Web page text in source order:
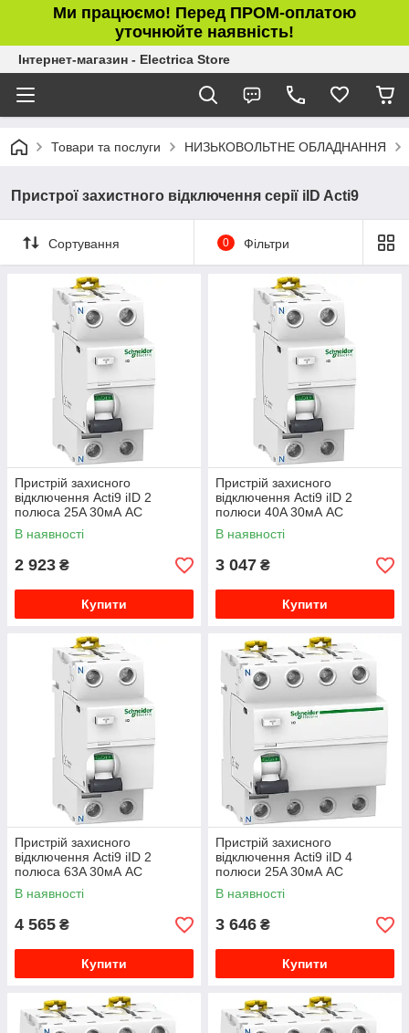
Ми працюємо! Перед ПРОМ-оплатою
уточнюйте наявність!
Інтернет-магазин - Electrica Store
Товари та послуги НИЗЬКОВОЛЬТНЕ ОБЛАДНАННЯ
Пристрої захистного відключення серії iID Acti9
Сортування 0 Фільтри
Пристрій захисного
відключення Acti9 iID 2
полюса 25A 30мА AC
A9R41225
В наявності
2 923 ₴
Купити
Пристрій захисного
відключення Acti9 iID 2
полюси 40A 30мА AC
A9R41240
В наявності
3 047 ₴
Купити
Пристрій захисного
відключення Acti9 iID 2
полюса 63A 30мА AC
A9R41263
В наявності
4 565 ₴
Купити
Пристрій захисного
відключення Acti9 iID 4
полюси 25A 30мА AC
A9R41425
В наявності
3 646 ₴
Купити